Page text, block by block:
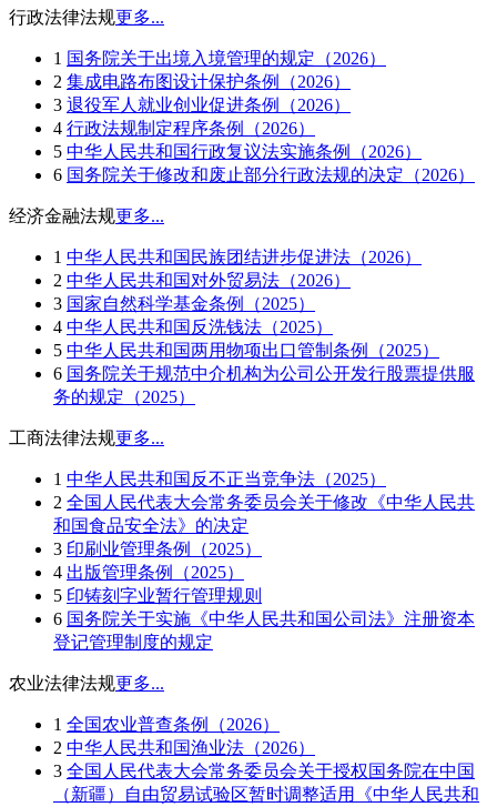
行政法律法规更多...
1 国务院关于出境入境管理的规定（2026）
2 集成电路布图设计保护条例（2026）
3 退役军人就业创业促进条例（2026）
4 行政法规制定程序条例（2026）
5 中华人民共和国行政复议法实施条例（2026）
6 国务院关于修改和废止部分行政法规的决定（2026）
经济金融法规更多...
1 中华人民共和国民族团结进步促进法（2026）
2 中华人民共和国对外贸易法（2026）
3 国家自然科学基金条例（2025）
4 中华人民共和国反洗钱法（2025）
5 中华人民共和国两用物项出口管制条例（2025）
6 国务院关于规范中介机构为公司公开发行股票提供服
务的规定（2025）
工商法律法规更多...
1 中华人民共和国反不正当竞争法（2025）
2 全国人民代表大会常务委员会关于修改《中华人民共
和国食品安全法》的决定
3 印刷业管理条例（2025）
4 出版管理条例（2025）
5 印铸刻字业暂行管理规则
6 国务院关于实施《中华人民共和国公司法》注册资本
登记管理制度的规定
农业法律法规更多...
1 全国农业普查条例（2026）
2 中华人民共和国渔业法（2026）
3 全国人民代表大会常务委员会关于授权国务院在中国
（新疆）自由贸易试验区暂时调整适用《中华人民共和